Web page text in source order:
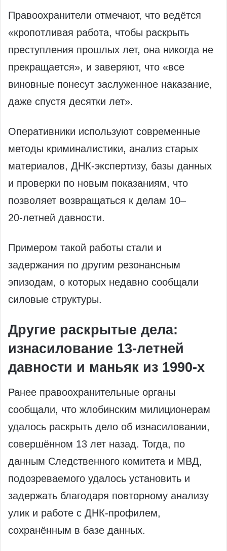
Правоохранители отмечают, что ведётся
«кропотливая работа, чтобы раскрыть
преступления прошлых лет, она никогда не
прекращается», и заверяют, что «все
виновные понесут заслуженное наказание,
даже спустя десятки лет».
Оперативники используют современные
методы криминалистики, анализ старых
материалов, ДНК‑экспертизу, базы данных
и проверки по новым показаниям, что
позволяет возвращаться к делам 10–
20‑летней давности.
Примером такой работы стали и
задержания по другим резонансным
эпизодам, о которых недавно сообщали
силовые структуры.
Другие раскрытые дела:
изнасилование 13‑летней
давности и маньяк из 1990‑х
Ранее правоохранительные органы
сообщали, что жлобинским милиционерам
удалось раскрыть дело об изнасиловании,
совершённом 13 лет назад. Тогда, по
данным Следственного комитета и МВД,
подозреваемого удалось установить и
задержать благодаря повторному анализу
улик и работе с ДНК‑профилем,
сохранённым в базе данных.